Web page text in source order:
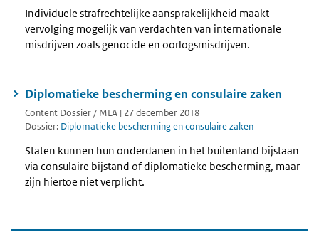
Individuele strafrechtelijke aansprakelijkheid maakt
vervolging mogelijk van verdachten van internationale
misdrijven zoals genocide en oorlogsmisdrijven.
Diplomatieke bescherming en consulaire zaken
Content Dossier / MLA | 27 december 2018
Dossier: Diplomatieke bescherming en consulaire zaken
Staten kunnen hun onderdanen in het buitenland bijstaan
via consulaire bijstand of diplomatieke bescherming, maar
zijn hiertoe niet verplicht.